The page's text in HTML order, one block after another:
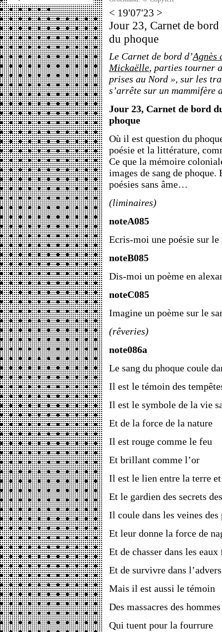
< 19'07'23 >
Jour 23, Carnet de
du phoque
Le Carnet de bord d’Agnès
Mickaëlle, parties tourner
prises au Nord », sur les
s’arrête sur un mammifère
Jour 23, Carnet de bord
phoque
Où il est question du
poésie et la littérature,
Ce que la mémoire
images de sang de phoque.
poésies sans âme…
(liminaires)
noteA085
Ecris-moi une poésie sur le
noteB085
Dis-moi un poème en
noteC085
Imagine un poème sur le
(rêveries)
note086a
Le sang du phoque coule
Il est le témoin des
Il est le symbole de la vie
Et de la force de la nature
Il est rouge comme le feu
Et brillant comme l’or
Il est le lien entre la terre et
Et le gardien des secrets
Il coule dans les veines des
Et leur donne la force de
Et de chasser dans les
Et de survivre dans
Mais il est aussi le témoin
Des massacres des hommes
Qui tuent pour la fourrure